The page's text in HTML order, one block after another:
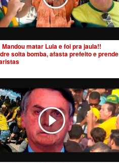
Mandou matar Lula e foi pra jaula!!
solta bomba, afasta prefeito e prende